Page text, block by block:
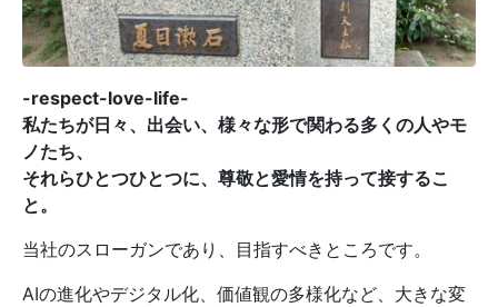
-respect-love-life-
私たちが日々、出会い、様々な形で関わる多くの人やモ
ノたち、
それらひとつひとつに、尊敬と愛情を持って接するこ
と。
当社のスローガンであり、目指すべきところです。
AIの進化やデジタル化、価値観の多様化など、大きな変